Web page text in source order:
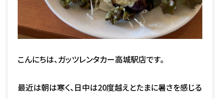
こんにちは、ガッツレンタカー高城駅店です。
最近は朝は寒く、日中は20度越えとたまに暑さを感じる